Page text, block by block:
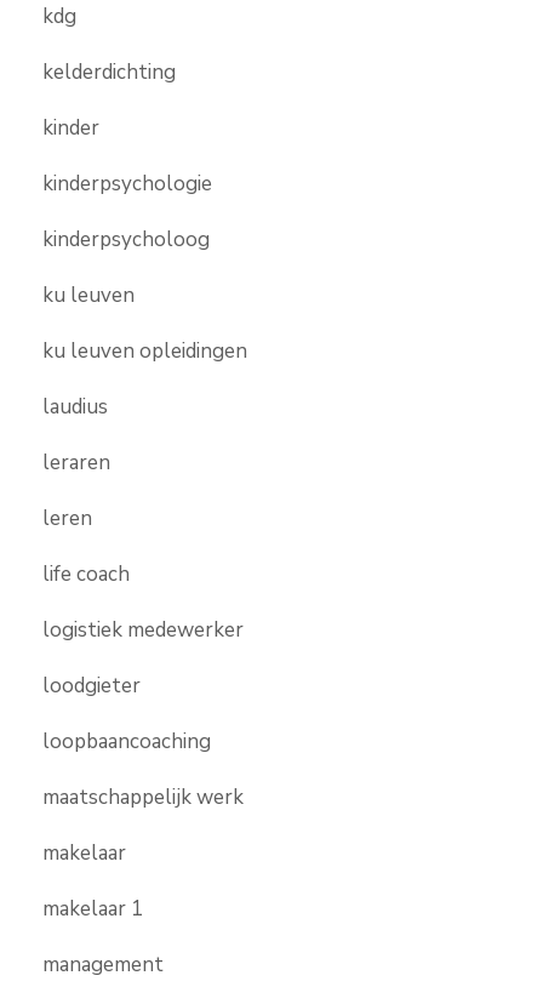
kdg
kelderdichting
kinder
kinderpsychologie
kinderpsycholoog
ku leuven
ku leuven opleidingen
laudius
leraren
leren
life coach
logistiek medewerker
loodgieter
loopbaancoaching
maatschappelijk werk
makelaar
makelaar 1
management